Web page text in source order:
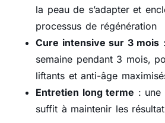
la peau de s’adapter et
processus de régénération
Cure intensive sur 3 mois
semaine pendant 3 mois,
liftants et anti-âge
Entretien long terme : une
suffit à maintenir les